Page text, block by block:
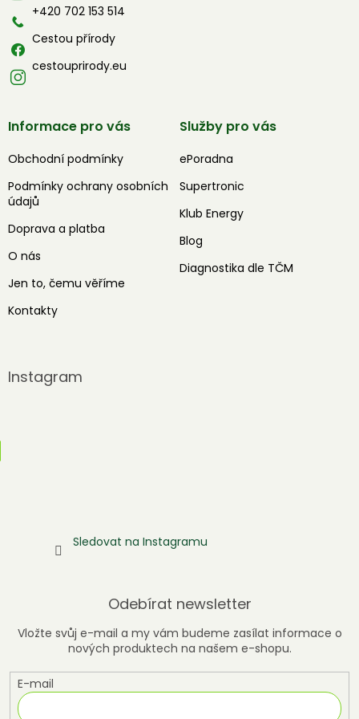
+420 702 153 514
Cestou přírody
cestouprirody.eu
Informace pro vás
Obchodní podmínky
Podmínky ochrany osobních
údajů
Doprava a platba
O nás
Jen to, čemu věříme
Kontakty
Služby pro vás
ePoradna
Supertronic
Klub Energy
Blog
Diagnostika dle TČM
Instagram
Sledovat na Instagramu
Odebírat newsletter
Vložte svůj e-mail a my vám budeme zasílat informace o
nových produktech na našem e-shopu.
E-mail